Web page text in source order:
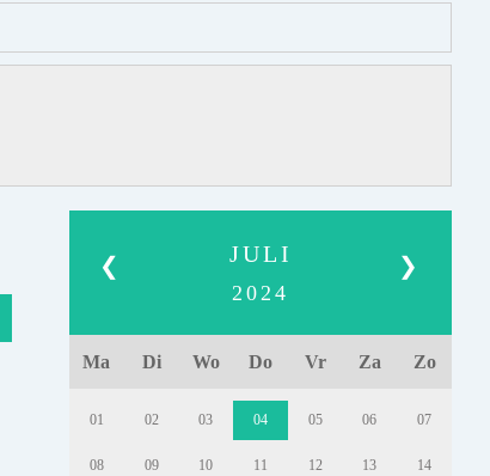
❮ ❯
JULI
2024
Ma Di Wo Do Vr Za Zo
01 02 03 04 05 06 07
08 09 10 11 12 13 14